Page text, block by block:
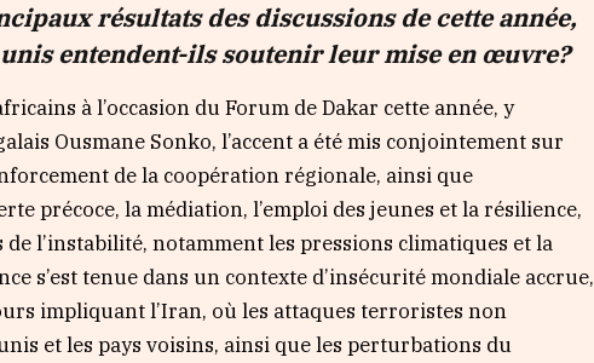
résultats des discussions de cette année,
entendent-ils soutenir leur mise en œuvre?
à l’occasion du Forum de Dakar cette année, y
Ousmane Sonko, l’accent a été mis conjointement sur
de la coopération régionale, ainsi que
précoce, la médiation, l’emploi des jeunes et la résilience,
l’instabilité, notamment les pressions climatiques et la
s’est tenue dans un contexte d’insécurité mondiale accrue,
impliquant l’Iran, où les attaques terroristes non
et les pays voisins, ainsi que les perturbations du